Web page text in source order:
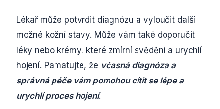
Lékař může potvrdit diagnózu a vyloučit další
možné kožní stavy. Může vám také doporučit
léky nebo krémy, které zmírní svědění a urychlí
hojení. Pamatujte, že včasná diagnóza a
správná péče vám pomohou cítit se lépe a
urychlí proces hojení.